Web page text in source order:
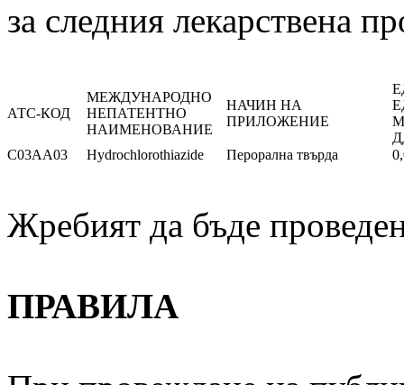
за следния лекарствена
АТС-КОД
МЕЖДУНАРОДНО
НЕПАТЕНТНО
НАИМЕНОВАНИЕ
НАЧИН НА
ПРИЛОЖЕНИЕ
C03AA03
Hydrochlorothiazide Перорална твърда
Жребият да бъде
ПРАВИЛА